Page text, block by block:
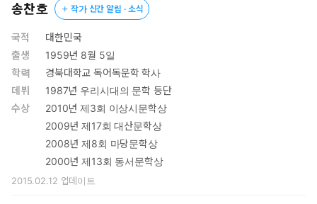
송찬호 작가 신간 알림 · 소식
국적
대한민국
출생
1959년 8월 5일
학력
경북대학교 독어독문학 학사
데뷔
1987년 우리시대의 문학 등단
수상
2010년 제3회 이상시문학상
2009년 제17회 대산문학상
2008년 제8회 마당문학상
2000년 제13회 동서문학상
2015.02.12 업데이트